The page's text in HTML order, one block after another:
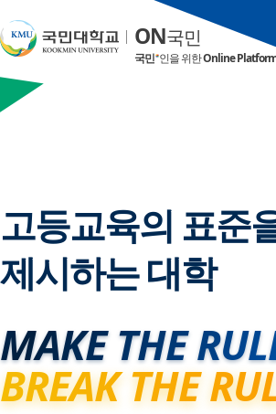
ON국민
국민 인을 위한Online
'모두의 가슴
발전기금 모금
동참해주세요.
ON국민
국민 인을 위한Online
고등교육의 표준
제시하는 대학
MAKE THE
BREAK THE
ON국민
국민 인을 위한Online
고등교육의 표준
제시하는 대학
MAKE THE
BREAK THE
ON국민
국민 인을 위한Online
KMU Vision
Entrepreneurship ·D X(Digital
eCampus(가상대학)바로가기
ON국민
국민 인을 위한Online
'모두의 가슴
발전기금 모금
동참해주세요.
ON국민
국민 인을 위한Online
고등교육의 표준
제시하는 대학
MAKE THE
BREAK THE